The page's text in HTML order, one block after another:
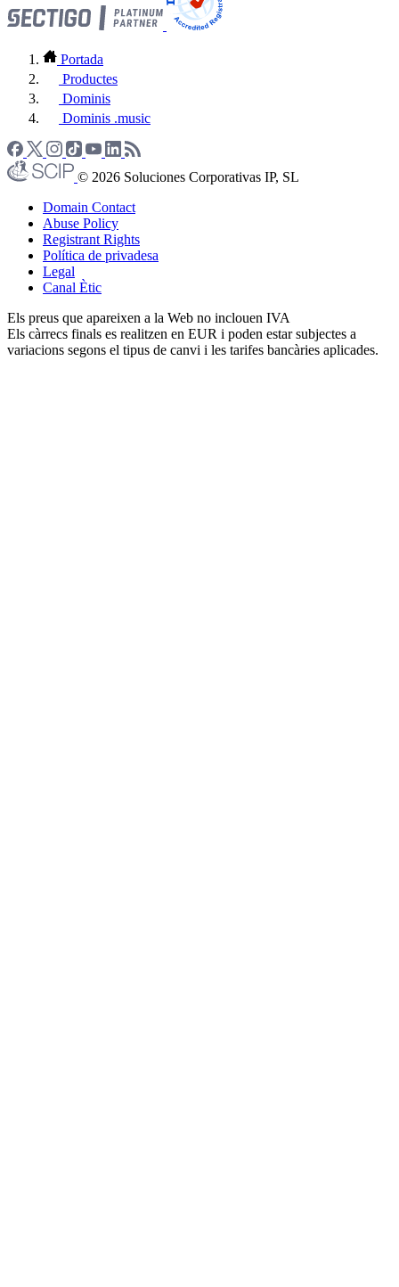
Portada
Productes
Dominis
Dominis .music
© 2026 Soluciones Corporativas IP, SL
Domain Contact
Abuse Policy
Registrant Rights
Política de privadesa
Legal
Canal Ètic
Els preus que apareixen a la Web no inclouen IVA
Els càrrecs finals es realitzen en EUR i poden estar subjectes a
variacions segons el tipus de canvi i les tarifes bancàries aplicades.